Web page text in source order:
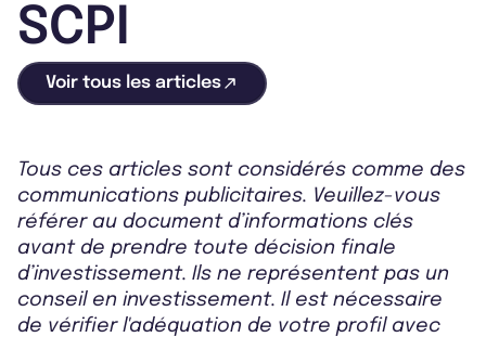
SCPI
Voir tous les articles
Tous ces articles sont considérés comme des
communications publicitaires. Veuillez-vous
référer au document d’informations clés
avant de prendre toute décision finale
d’investissement. Ils ne représentent pas un
conseil en investissement. Il est nécessaire
de vérifier l'adéquation de votre profil avec